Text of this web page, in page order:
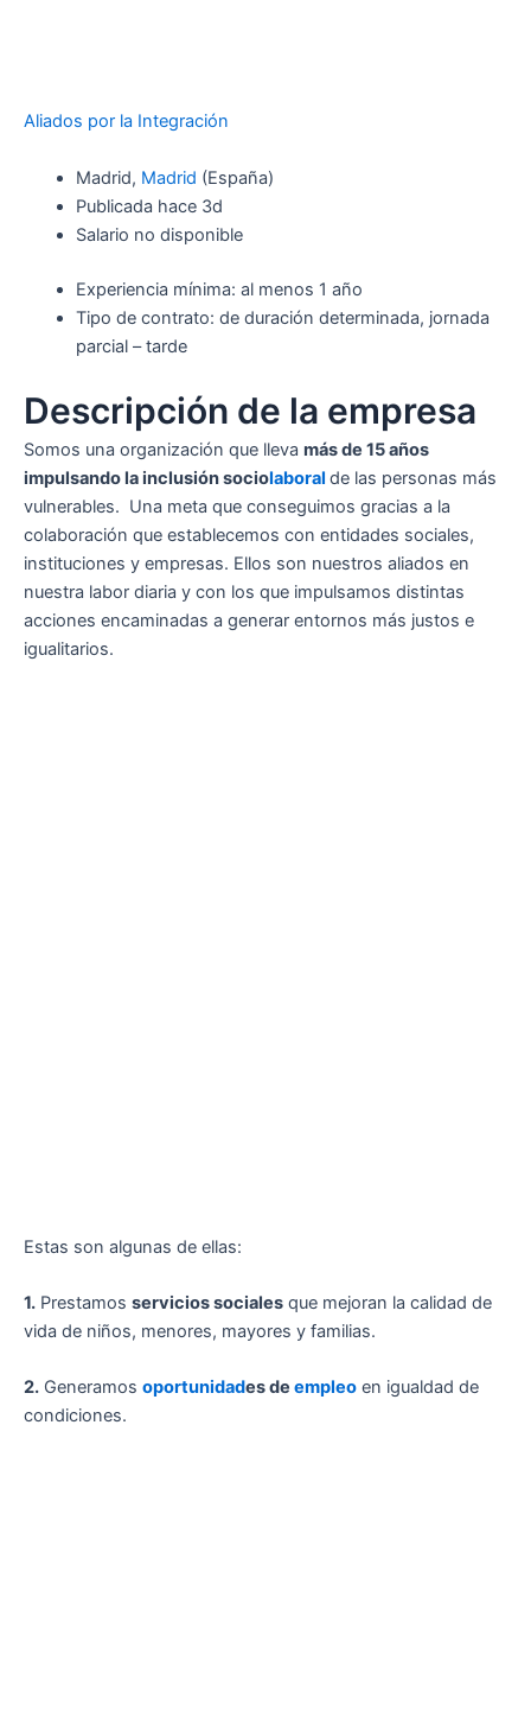
Aliados por la Integración
Madrid, Madrid (España)
Publicada hace 3d
Salario no disponible
Experiencia mínima: al menos 1 año
Tipo de contrato: de duración determinada, jornada
parcial – tarde
Descripción de la empresa
Somos una organización que lleva más de 15 años
impulsando la inclusión sociolaboral de las personas más
vulnerables. Una meta que conseguimos gracias a la
colaboración que establecemos con entidades sociales,
instituciones y empresas. Ellos son nuestros aliados en
nuestra labor diaria y con los que impulsamos distintas
acciones encaminadas a generar entornos más justos e
igualitarios.
Estas son algunas de ellas:
1. Prestamos servicios sociales que mejoran la calidad de
vida de niños, menores, mayores y familias.
2. Generamos oportunidades de empleo en igualdad de
condiciones.